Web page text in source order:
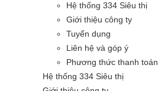
Hệ thống 334 Siêu thị
Giới thiệu công ty
Tuyển dụng
Liên hệ và góp ý
Phương thức thanh toán
Hệ thống 334 Siêu thị